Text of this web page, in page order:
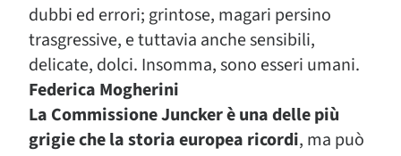
dubbi ed errori; grintose, magari persino
trasgressive, e tuttavia anche sensibili,
delicate, dolci. Insomma, sono esseri umani.
Federica Mogherini
La Commissione Juncker è una delle più
grigie che la storia europea ricordi, ma può